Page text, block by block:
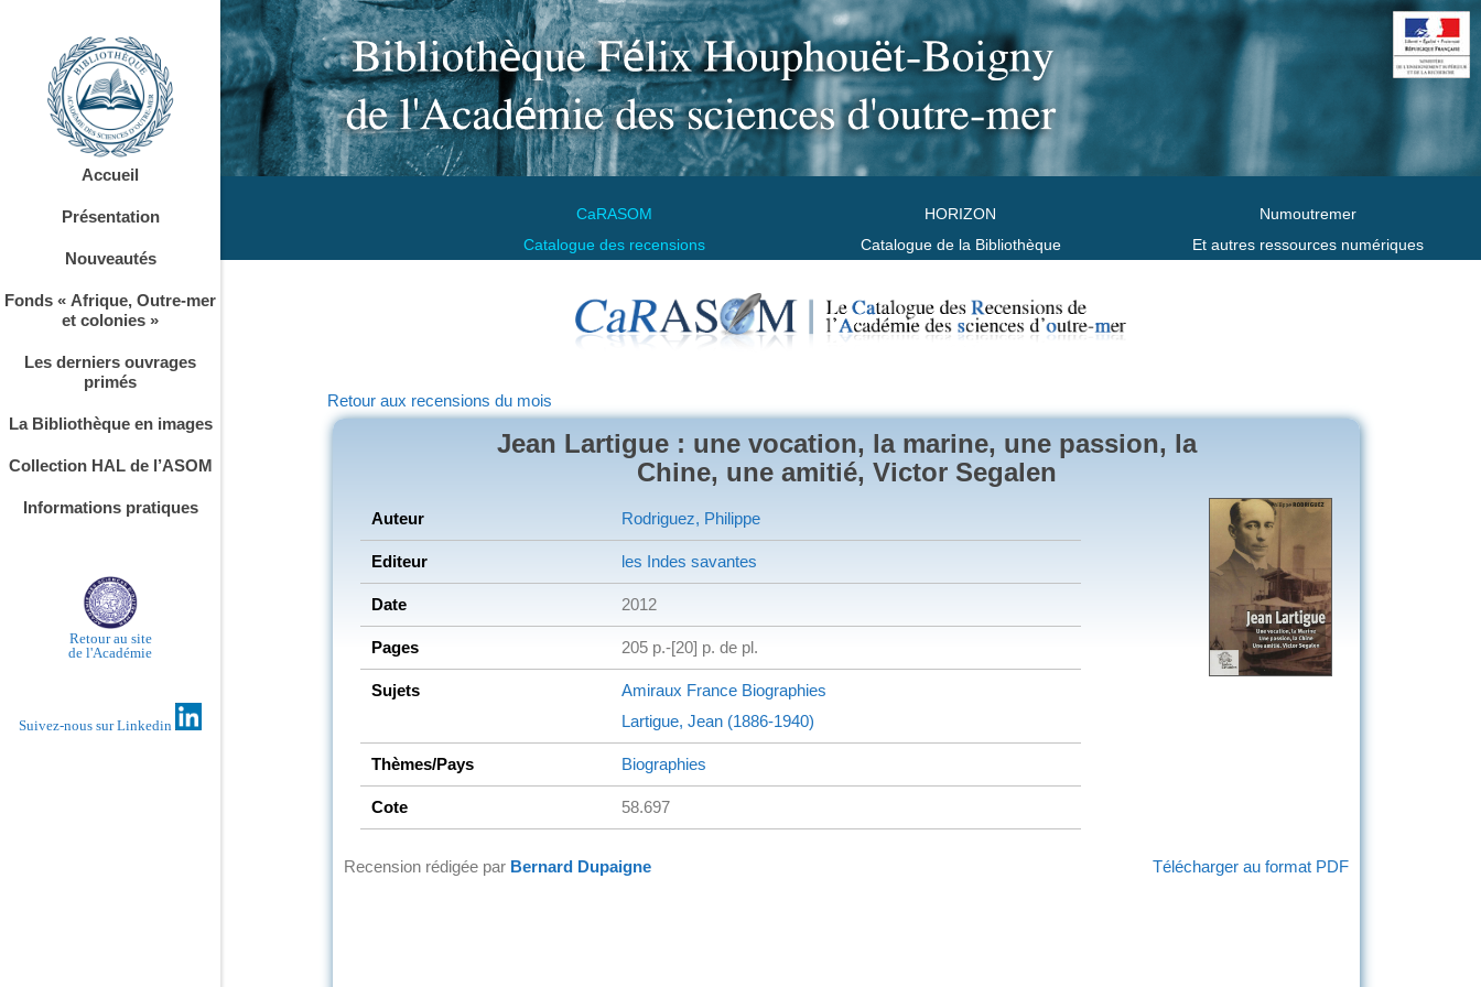
CaRASOM
Catalogue des recensions
HORIZON
Catalogue de la Bibliothèque
Numoutremer
Et autres ressources numériques
Accueil
Présentation
Nouveautés
Fonds « Afrique, Outre-mer
et colonies »
Les derniers ouvrages
primés
La Bibliothèque en images
Collection HAL de l’ASOM
Informations pratiques
Retour au site
de l'Académie
Suivez-nous sur Linkedin
Retour aux recensions du mois
Jean Lartigue : une vocation, la marine, une passion, la
Chine, une amitié, Victor Segalen
Auteur Rodriguez, Philippe
Editeur les Indes savantes
Date 2012
Pages 205 p.-[20] p. de pl.
Sujets Amiraux France Biographies
Lartigue, Jean (1886-1940)
Thèmes/Pays Biographies
Cote 58.697
Télécharger au format PDF
Recension rédigée par Bernard Dupaigne